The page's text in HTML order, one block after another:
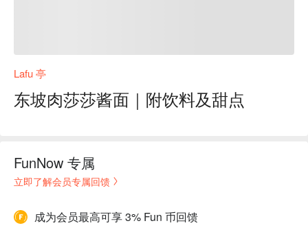
Lafu 亭
东坡肉莎莎酱面｜附饮料及甜点
FunNow 专属
立即了解会员专属回馈
成为会员最高可享 3% Fun 币回馈